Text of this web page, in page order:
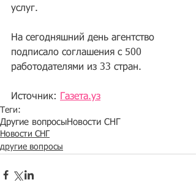
услуг.
На сегодняшний день агентство
подписало соглашения с 500
работодателями из 33 стран.
Источник: Газета.уз
Теги:
Другие вопросыНовости СНГ
Новости СНГ
другие вопросы